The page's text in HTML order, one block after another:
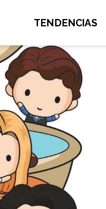
TENDENCIAS